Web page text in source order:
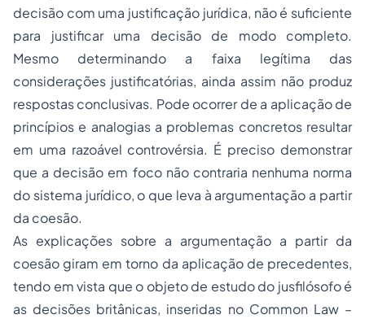
decisão com uma justificação jurídica, não é suficiente
para justificar uma decisão de modo completo.
Mesmo determinando a faixa legítima das
considerações justificatórias, ainda assim não produz
respostas conclusivas. Pode ocorrer de a aplicação de
princípios e analogias a problemas concretos resultar
em uma razoável controvérsia. É preciso demonstrar
que a decisão em foco não contraria nenhuma norma
do sistema jurídico, o que leva à argumentação a partir
da coesão.
As explicações sobre a argumentação a partir da
coesão giram em torno da aplicação de precedentes,
tendo em vista que o objeto de estudo do jusfilósofo é
as decisões britânicas, inseridas no Common Law –